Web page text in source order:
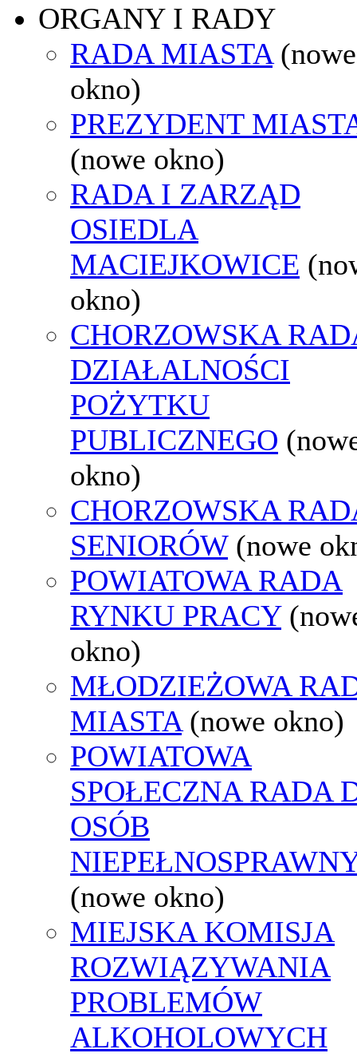
ORGANY I RADY
RADA MIASTA (nowe
okno)
PREZYDENT
(nowe okno)
RADA I ZARZĄD
OSIEDLA
MACIEJKOWICE
okno)
CHORZOWSKA
DZIAŁALNOŚCI
POŻYTKU
PUBLICZNEGO
okno)
CHORZOWSKA
SENIORÓW (nowe
POWIATOWA RADA
RYNKU PRACY
okno)
MŁODZIEŻOWA
MIASTA (nowe okno)
POWIATOWA
SPOŁECZNA RADA
OSÓB
(nowe okno)
MIEJSKA KOMISJA
ROZWIĄZYWANIA
PROBLEMÓW
ALKOHOLOWYCH